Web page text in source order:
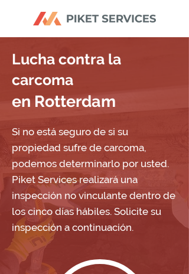
Lucha contra la
carcoma
en Rotterdam
Si no está seguro de si su
propiedad sufre de carcoma,
podemos determinarlo por usted.
Piket Services realizará una
inspección no vinculante dentro de
los cinco días hábiles. Solicite su
inspección a continuación.